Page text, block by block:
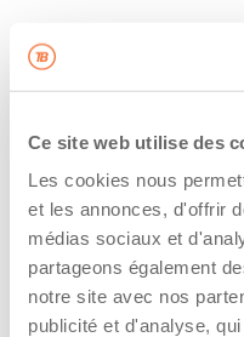
Ce site web utilise des
Les cookies nous
et les annonces, d'offrir
médias sociaux et
partageons également
notre site avec nos
publicité et d'analyse,